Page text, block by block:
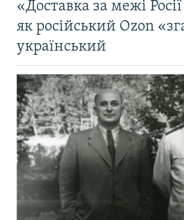
«Доставка за межі
як російський Ozon
український